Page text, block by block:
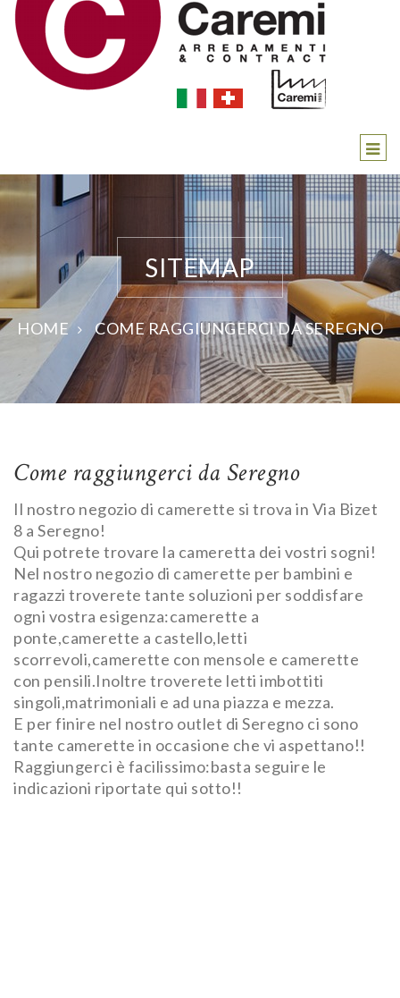
SITEMAP
HOME COME RAGGIUNGERCI DA SEREGNO
Come raggiungerci da Seregno
Il nostro negozio di camerette si trova in Via Bizet
8 a Seregno!
Qui potrete trovare la cameretta dei vostri sogni!
Nel nostro negozio di camerette per bambini e
ragazzi troverete tante soluzioni per soddisfare
ogni vostra esigenza:camerette a
ponte,camerette a castello,letti
scorrevoli,camerette con mensole e camerette
con pensili.Inoltre troverete letti imbottiti
singoli,matrimoniali e ad una piazza e mezza.
E per finire nel nostro outlet di Seregno ci sono
tante camerette in occasione che vi aspettano!!
Raggiungerci è facilissimo:basta seguire le
indicazioni riportate qui sotto!!